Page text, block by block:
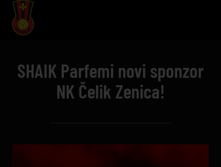
SHAIK Parfemi novi sponzor
NK Čelik Zenica!